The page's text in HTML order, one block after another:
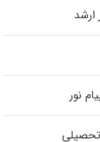
ارشد
نور